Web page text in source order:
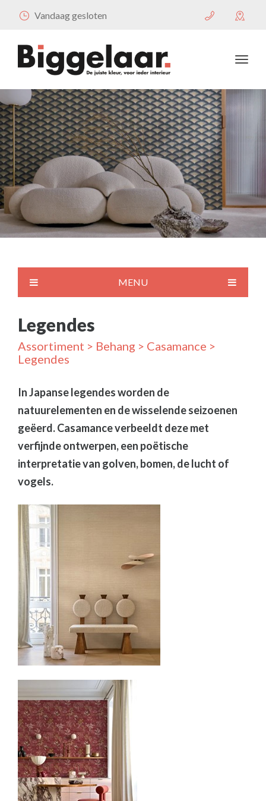
Vandaag gesloten
MENU
Legendes
Assortiment > Behang > Casamance >
Legendes
In Japanse legendes worden de
natuurelementen en de wisselende seizoenen
geëerd. Casamance verbeeldt deze met
verfijnde ontwerpen, een poëtische
interpretatie van golven, bomen, de lucht of
vogels.